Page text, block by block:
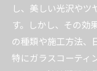
し、美しい光沢やツ
す。しかし、その効
の種類や施工方法、
特にガラスコーティ